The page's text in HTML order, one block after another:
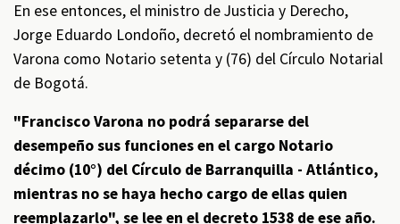
En ese entonces, el ministro de Justicia y Derecho,
Jorge Eduardo Londoño, decretó el nombramiento de
Varona como Notario setenta y (76) del Círculo Notarial
de Bogotá.
"Francisco Varona no podrá separarse del
desempeño sus funciones en el cargo Notario
décimo (10°) del Círculo de Barranquilla - Atlántico,
mientras no se haya hecho cargo de ellas quien
reemplazarlo", se lee en el decreto 1538 de ese año.